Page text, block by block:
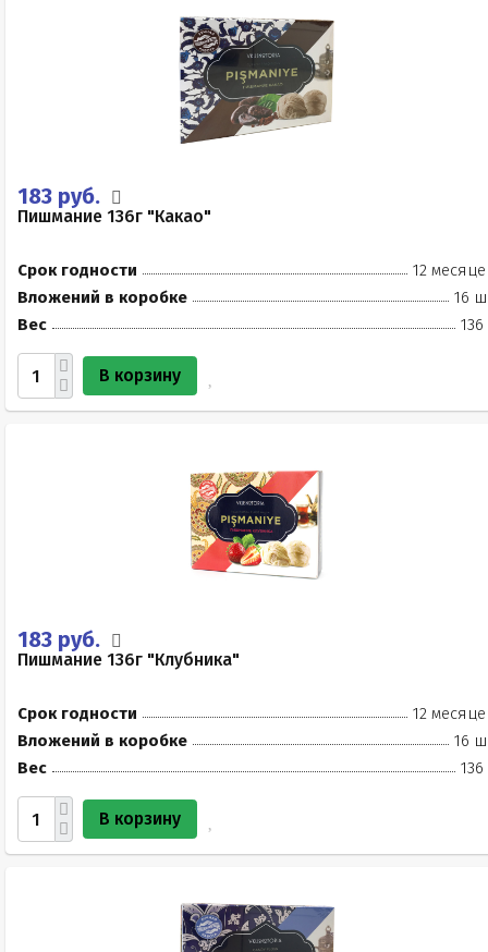
183 руб.
Пишмание 136г "Какао"
Срок годности
12
Вложений в коробке
16
Вес
136
В корзину
183 руб.
Пишмание 136г "Клубника"
Срок годности
12
Вложений в коробке
16
Вес
136
В корзину